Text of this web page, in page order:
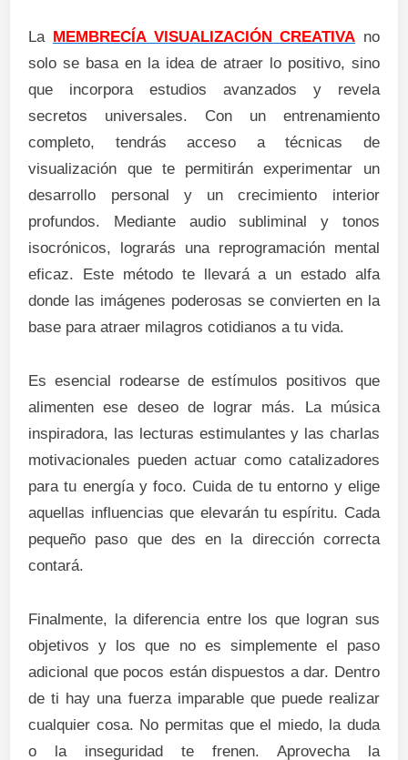
La MEMBRECÍA VISUALIZACIÓN CREATIVA no
solo se basa en la idea de atraer lo positivo, sino
que incorpora estudios avanzados y revela
secretos universales. Con un entrenamiento
completo, tendrás acceso a técnicas de
visualización que te permitirán experimentar un
desarrollo personal y un crecimiento interior
profundos. Mediante audio subliminal y tonos
isocrónicos, lograrás una reprogramación mental
eficaz. Este método te llevará a un estado alfa
donde las imágenes poderosas se convierten en la
base para atraer milagros cotidianos a tu vida.
Es esencial rodearse de estímulos positivos que
alimenten ese deseo de lograr más. La música
inspiradora, las lecturas estimulantes y las charlas
motivacionales pueden actuar como catalizadores
para tu energía y foco. Cuida de tu entorno y elige
aquellas influencias que elevarán tu espíritu. Cada
pequeño paso que des en la dirección correcta
contará.
Finalmente, la diferencia entre los que logran sus
objetivos y los que no es simplemente el paso
adicional que pocos están dispuestos a dar. Dentro
de ti hay una fuerza imparable que puede realizar
cualquier cosa. No permitas que el miedo, la duda
o la inseguridad te frenen. Aprovecha la